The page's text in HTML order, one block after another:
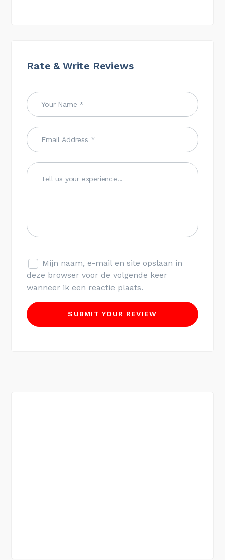
Rate & Write Reviews
Mijn naam, e-mail en site opslaan in
deze browser voor de volgende keer
wanneer ik een reactie plaats.